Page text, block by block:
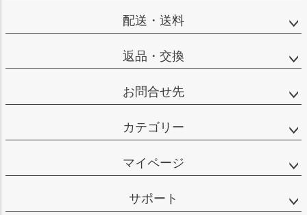
配送・送料
返品・交換
お問合せ先
カテゴリー
マイページ
サポート